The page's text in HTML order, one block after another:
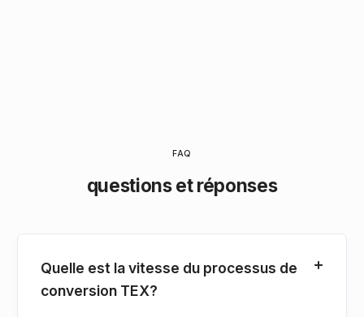
FAQ
questions et réponses
Quelle est la vitesse du processus de
conversion TEX?